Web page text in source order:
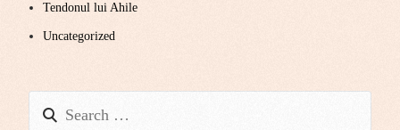
Tendonul lui Ahile
Uncategorized